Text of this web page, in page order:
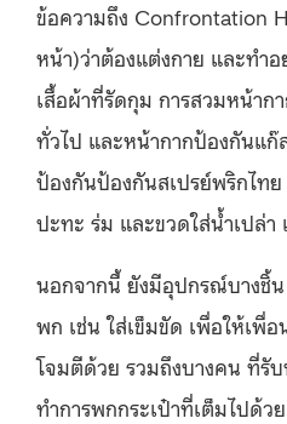
ข้อความถึง Confrontation
หน้า)ว่าต้องแต่งกาย และทำอ
เสื้อผ้าที่รัดกุม การสวมหน้า
ทั่วไป และหน้ากากป้องกันแก๊
ป้องกันป้องกันสเปรย์พริกไท
ปะทะ ร่ม และขวดใส่น้ำเปล่
นอกจากนี้ ยังมีอุปกรณ์บางชิ้
พก เช่น ใส่เข็มขัด เพื่อให้เพื่
โจมตีด้วย รวมถึงบางคน ที่รั
ทำการพกกระเป๋าที่เต็มไปด้ว